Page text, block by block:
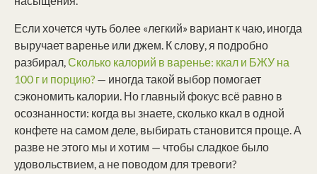
Если хочется чуть более «легкий» вариант к чаю, иногда
выручает варенье или джем. К слову, я подробно
разбирал, Сколько калорий в варенье: ккал и БЖУ на
100 г и порцию? — иногда такой выбор помогает
сэкономить калории. Но главный фокус всё равно в
осознанности: когда вы знаете, сколько ккал в одной
конфете на самом деле, выбирать становится проще. А
разве не этого мы и хотим — чтобы сладкое было
удовольствием, а не поводом для тревоги?